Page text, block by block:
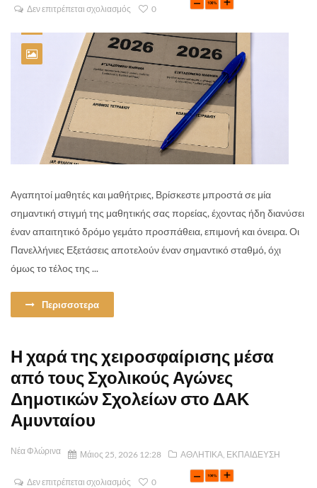
Δεν επιτρέπεται σχολιασμός 0
Αγαπητοί μαθητές και μαθήτριες, Βρίσκεστε μπροστά σε μία
σημαντική στιγμή της μαθητικής σας πορείας, έχοντας ήδη διανύσει
έναν απαιτητικό δρόμο γεμάτο προσπάθεια, επιμονή και όνειρα. Οι
Πανελλήνιες Εξετάσεις αποτελούν έναν σημαντικό σταθμό, όχι
όμως το τέλος της ...
Περισσοτερα
Η χαρά της χειροσφαίρισης μέσα
από τους Σχολικούς Αγώνες
Δημοτικών Σχολείων στο ΔΑΚ
Αμυνταίου
Νέα Φλώρινα Μάιος 25, 2026 12:28 ΑΘΛΗΤΙΚΑ ΕΚΠΑΙΔΕΥΣΗ
Δεν επιτρέπεται σχολιασμός 0